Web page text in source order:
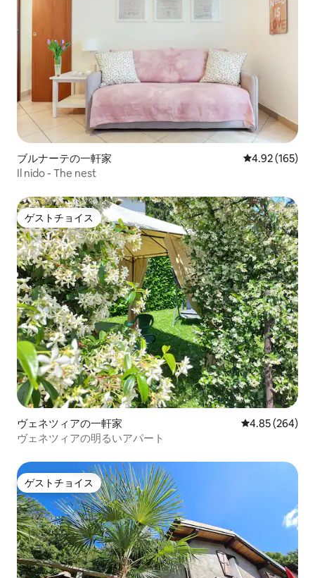
ブルナーテの一軒家 レビュー165
4.92 (165)
Il nido - The nest
ゲストチョイス
ゲストチョイス
ヴェネツィアの一軒家 レビュー264
4.85 (264)
ヴェネツィアの明るいアパート
ゲストチョイス
ゲストチョイス